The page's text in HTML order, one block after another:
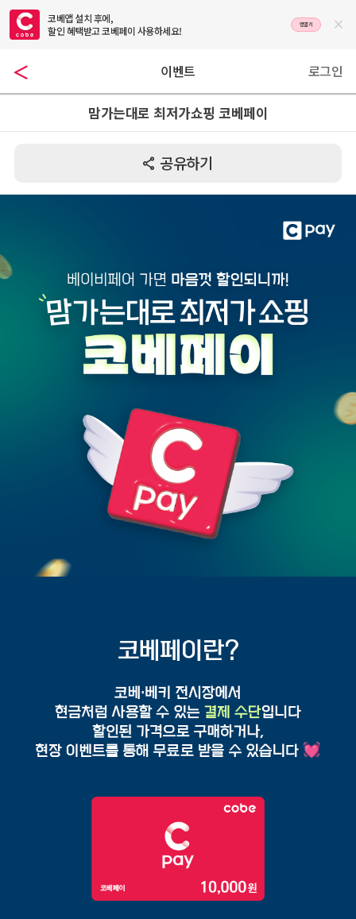
코베앱 설치 후에,
할인 혜택받고 코베페이 사용하세요!
앱열기 
이벤트 로그인
맘가는대로 최저가쇼핑 코베페이
 공유하기